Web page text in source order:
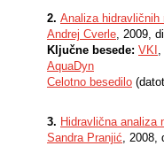
2. Analiza hidravličnih
Andrej Cverle, 2009,
Ključne besede: VKI ,
AquaDyn
Celotno besedilo
3. Hidravlična analiza
Sandra Pranjić, 2008,